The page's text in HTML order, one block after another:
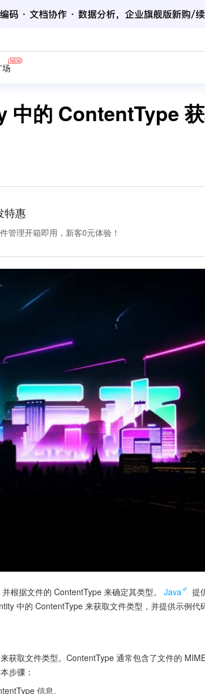
场
中的 ContentType
特惠
管理开箱即用，新客0元体验！
根据文件的 ContentType 来确定其类型。 Java
提
中的 ContentType 来获取文件类型，并提供示例代
获取文件类型。ContentType 通常包含了文件的
步骤：
信息。